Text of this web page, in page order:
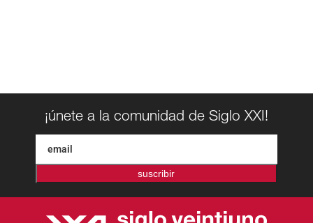
¡únete a la comunidad de Siglo XXI!
suscribir